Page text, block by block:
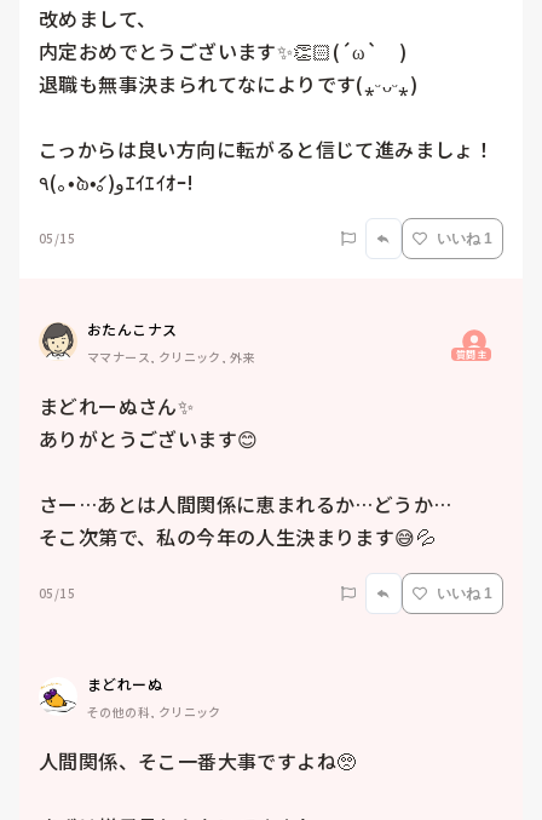
改めまして、
内定おめでとうございます✨👏🏻(´ω`　)
退職も無事決まられてなによりです(⁎ᵕᴗᵕ⁎)
こっからは良い方向に転がると信じて進みましょ！
٩(｡•̀ω•́｡)وｴｲｴｲｵｰ!
05/15 いいね 1
おたんこナス
ママナース, クリニック, 外来 質問主
まどれーぬさん✨
ありがとうございます😊
さー…あとは人間関係に恵まれるか…どうか…
そこ次第で、私の今年の人生決まります😅💦
05/15 いいね 1
まどれーぬ
その他の科, クリニック
人間関係、そこ一番大事ですよね🥺